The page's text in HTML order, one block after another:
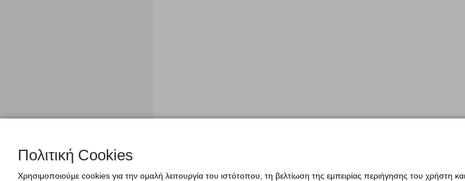
Πολιτική Cookies
Χρησιμοποιούμε cookies για την ομαλή λειτουργία του ιστότοπου, τη βελτίωση της εμπειρίας περιήγησης του χρήστη